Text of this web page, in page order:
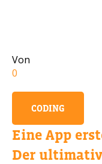
Von
0
CODING
Eine App
Der